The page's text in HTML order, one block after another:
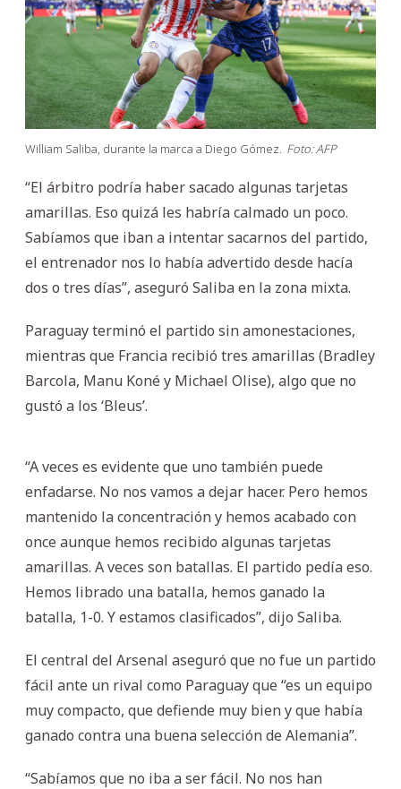
William Saliba, durante la marca a Diego Gómez. Foto: AFP
“El árbitro podría haber sacado algunas tarjetas
amarillas. Eso quizá les habría calmado un poco.
Sabíamos que iban a intentar sacarnos del partido,
el entrenador nos lo había advertido desde hacía
dos o tres días”, aseguró Saliba en la zona mixta.
Paraguay terminó el partido sin amonestaciones,
mientras que Francia recibió tres amarillas (Bradley
Barcola, Manu Koné y Michael Olise), algo que no
gustó a los ‘Bleus’.
“A veces es evidente que uno también puede
enfadarse. No nos vamos a dejar hacer. Pero hemos
mantenido la concentración y hemos acabado con
once aunque hemos recibido algunas tarjetas
amarillas. A veces son batallas. El partido pedía eso.
Hemos librado una batalla, hemos ganado la
batalla, 1-0. Y estamos clasificados”, dijo Saliba.
El central del Arsenal aseguró que no fue un partido
fácil ante un rival como Paraguay que “es un equipo
muy compacto, que defiende muy bien y que había
ganado contra una buena selección de Alemania”.
“Sabíamos que no iba a ser fácil. No nos han